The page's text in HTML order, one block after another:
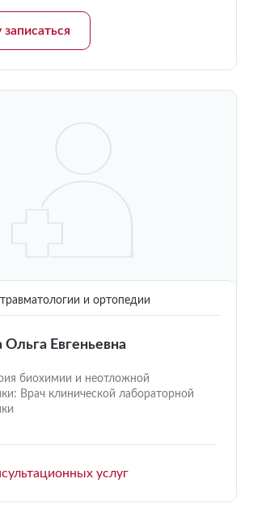
записаться
и ортопедии
Евгеньевна
биохимии и неотложной
Врач клинической лабораторной
услуг